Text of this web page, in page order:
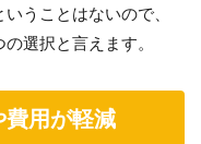
うことはないので、
選択と言えます。
費用が軽減